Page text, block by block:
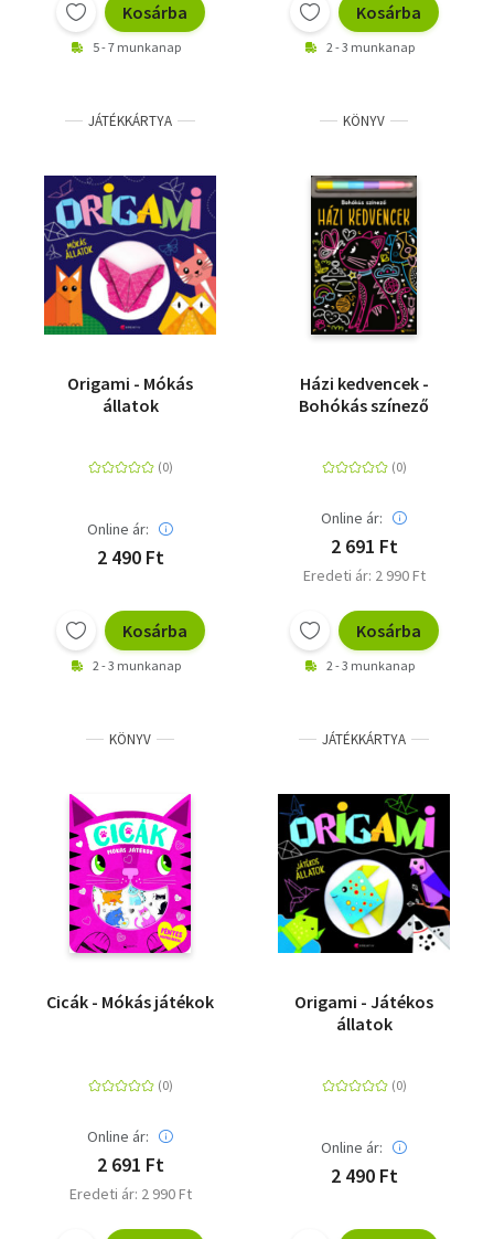
Kosárba
5 - 7 munkanap
Kosárba
2 - 3 munkanap
JÁTÉKKÁRTYA
Origami - Mókás
állatok
Online ár:
2 490 Ft
Kosárba
2 - 3 munkanap
KÖNYV
Házi kedvencek -
Bohókás színező
Online ár:
2 691 Ft
Eredeti ár: 2 990 Ft
Kosárba
2 - 3 munkanap
KÖNYV
Cicák - Mókás játékok
Online ár:
2 691 Ft
Eredeti ár: 2 990 Ft
JÁTÉKKÁRTYA
Origami - Játékos
állatok
Online ár:
2 490 Ft